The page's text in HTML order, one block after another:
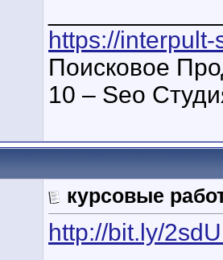
https://
Поисковое
10 – Seo
курсовые
http://bit.ly/